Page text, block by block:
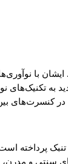
با
کنسرت‌های
تنبک پرداخته
سنتی و